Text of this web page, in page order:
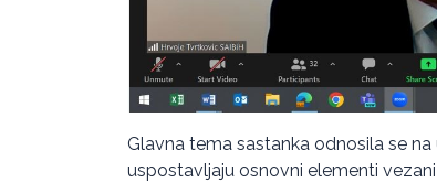
Glavna tema sastanka odnosila se
uspostavljaju osnovni elementi